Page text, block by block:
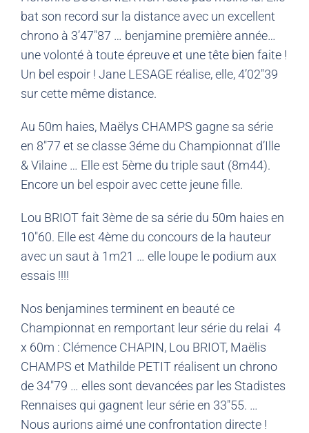
bat son record sur la distance avec un excellent
chrono à 3’47″87 … benjamine première année…
une volonté à toute épreuve et une tête bien faite !
Un bel espoir ! Jane LESAGE réalise, elle, 4’02″39
sur cette même distance.
Au 50m haies, Maëlys CHAMPS gagne sa série
en 8″77 et se classe 3éme du Championnat d’Ille
& Vilaine … Elle est 5ème du triple saut (8m44).
Encore un bel espoir avec cette jeune fille.
Lou BRIOT fait 3ème de sa série du 50m haies en
10″60. Elle est 4ème du concours de la hauteur
avec un saut à 1m21 … elle loupe le podium aux
essais !!!!
Nos benjamines terminent en beauté ce
Championnat en remportant leur série du relai 4
x 60m : Clémence CHAPIN, Lou BRIOT, Maëlis
CHAMPS et Mathilde PETIT réalisent un chrono
de 34″79 … elles sont devancées par les Stadistes
Rennaises qui gagnent leur série en 33″55. …
Nous aurions aimé une confrontation directe !